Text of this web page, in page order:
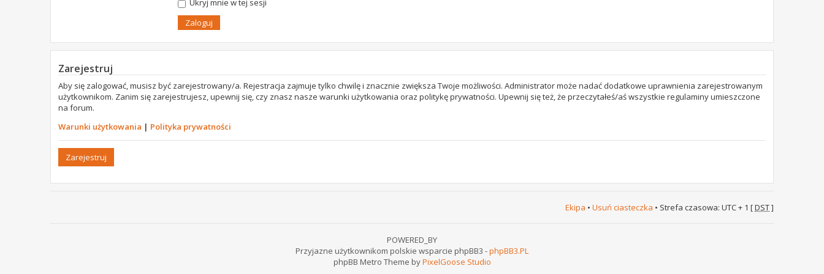
Ukryj mnie w tej sesji
Zarejestruj
Aby się zalogować, musisz być zarejestrowany/a. Rejestracja zajmuje tylko chwilę i znacznie zwiększa Twoje możliwości. Administrator może nadać dodatkowe uprawnienia zarejestrowanym
użytkownikom. Zanim się zarejestrujesz, upewnij się, czy znasz nasze warunki użytkowania oraz politykę prywatności. Upewnij się też, że przeczytałeś/aś wszystkie regulaminy umieszczone
na forum.
Warunki użytkowania | Polityka prywatności
Zarejestruj
Ekipa • Usuń ciasteczka • Strefa czasowa: UTC + 1 [DST]
POWERED_BY
Przyjazne użytkownikom polskie wsparcie phpBB3 -phpBB3.PL
phpBB Metro Theme byPixelGoose Studio